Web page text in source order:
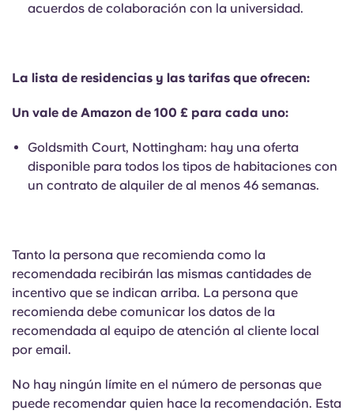
acuerdos de colaboración con la universidad.
La lista de residencias y las tarifas que ofrecen:
Un vale de Amazon de 100 £ para cada uno:
Goldsmith Court, Nottingham: hay una oferta
disponible para todos los tipos de habitaciones con
un contrato de alquiler de al menos 46 semanas.
Tanto la persona que recomienda como la
recomendada recibirán las mismas cantidades de
incentivo que se indican arriba. La persona que
recomienda debe comunicar los datos de la
recomendada al equipo de atención al cliente local
por email.
No hay ningún límite en el número de personas que
puede recomendar quien hace la recomendación. Esta